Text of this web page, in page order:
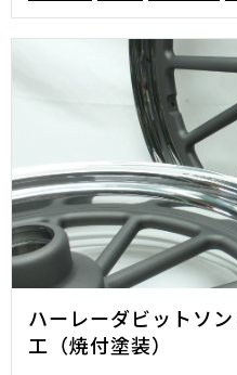
ハーレーダビットソ
工（焼付塗装）